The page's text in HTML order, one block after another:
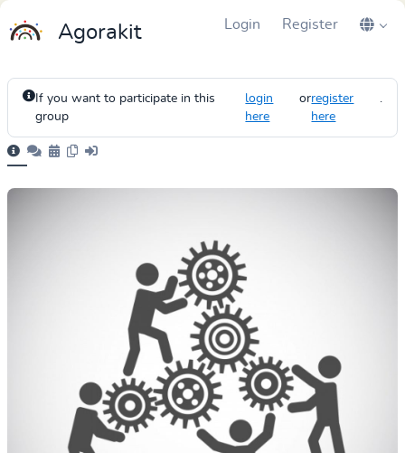
Agorakit Login Register
If you want to participate in this
group
login
here
orregister
here
.